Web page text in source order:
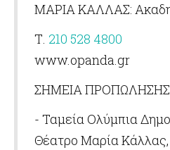
ΜΑΡΙΑ ΚΑΛΛΑΣ:
Τ. 210 528 4800
www.opanda.gr
ΣΗΜΕΙΑ ΠΡΟΠΩΛΗΣΗΣ
- Ταμεία Ολύμπια
Θέατρο Μαρία Κάλλας,